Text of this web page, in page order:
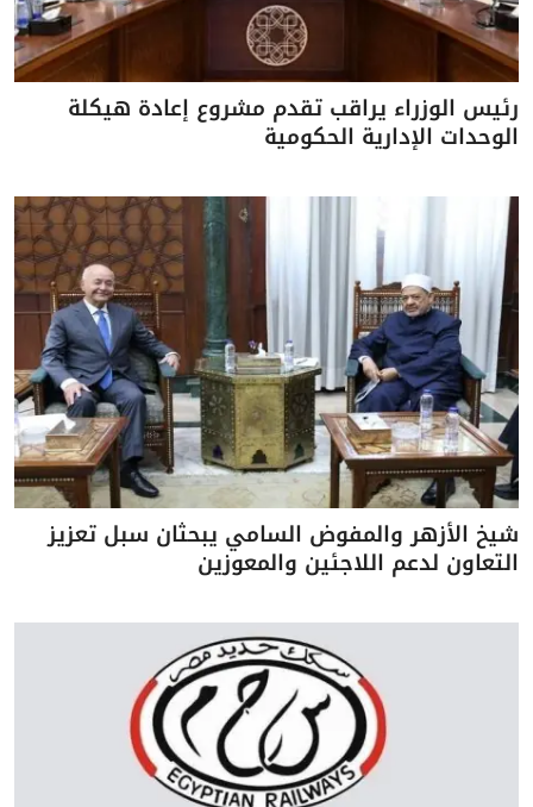
رئيس الوزراء يراقب تقدم مشروع إعادة هيكلة
الوحدات الإدارية الحكومية
شيخ الأزهر والمفوض السامي يبحثان سبل تعزيز
التعاون لدعم اللاجئين والمعوزين